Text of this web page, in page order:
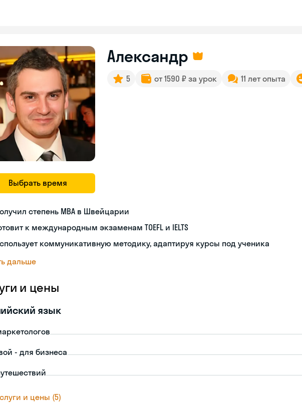
Выбрать время
Александр
5 от 1590 ₽ за урок 11 лет опыта
степень MBA в Швейцарии
к международным экзаменам TOEFL и IELTS
коммуникативную методику, адаптируя курсы под ученика
дальше
и цены
язык
- для бизнеса
и цены (5)